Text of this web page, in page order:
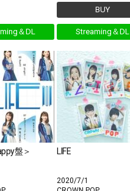
＆DL
BUY
Streaming＆DL
盤＞ LIFE
2020/7/1